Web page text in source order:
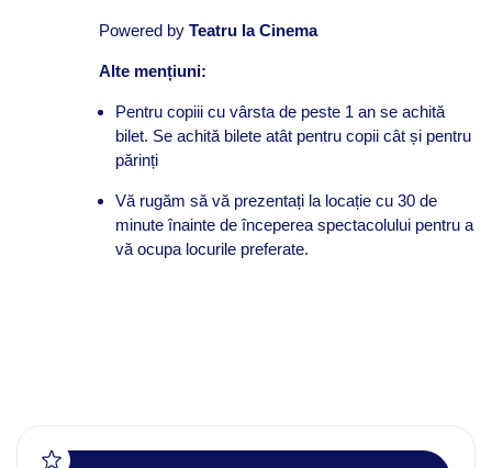
Powered by Teatru la Cinema
Alte mențiuni:
Pentru copiii cu vârsta de peste 1 an se achită
bilet. Se achită bilete atât pentru copii cât și pentru
părinți
Vă rugăm să vă prezentați la locație cu 30 de
minute înainte de începerea spectacolului pentru a
vă ocupa locurile preferate.